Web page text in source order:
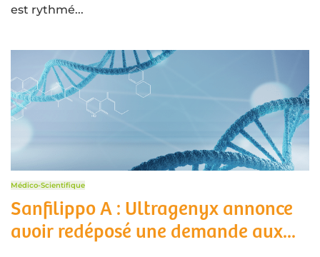
est rythmé...
Médico-Scientifique
Sanfilippo A : Ultragenyx annonce
avoir redéposé une demande aux...